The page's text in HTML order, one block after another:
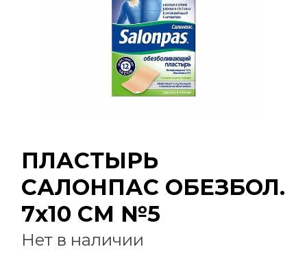
ПЛАСТЫРЬ
САЛОНПАС ОБЕЗБОЛ.
7х10 СМ №5
Нет в наличии